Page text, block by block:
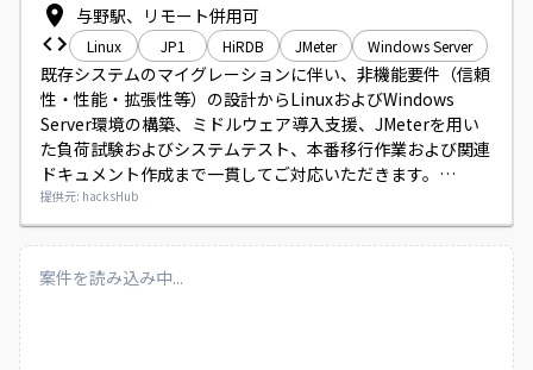
与野駅、リモート併用可
Linux JP1 HiRDB JMeter Windows Server
既存システムのマイグレーションに伴い、非機能要件（信頼
性・性能・拡張性等）の設計からLinuxおよびWindows
Server環境の構築、ミドルウェア導入支援、JMeterを用い
た負荷試験およびシステムテスト、本番移行作業および関連
ドキュメント作成まで一貫してご対応いただきます。
中長期で基盤部分を支えていただける方を募集しておりま
す。
提供元: hacksHub
案件を読み込み中...